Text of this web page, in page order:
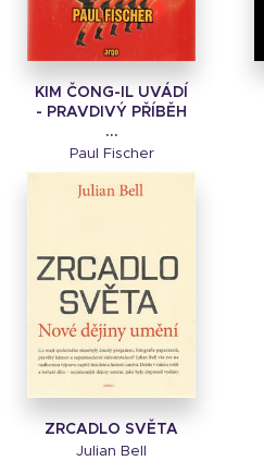
KIM ČONG-IL UVÁDÍ
- PRAVDIVÝ PŘÍBĚH
...
Paul Fischer
ZRCADLO SVĚTA
Julian Bell